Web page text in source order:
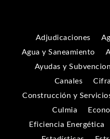
Adjudicaciones
Agua y Saneamiento
Ayudas y
Canales
Construcción y
Culmia
Eficiencia Energética